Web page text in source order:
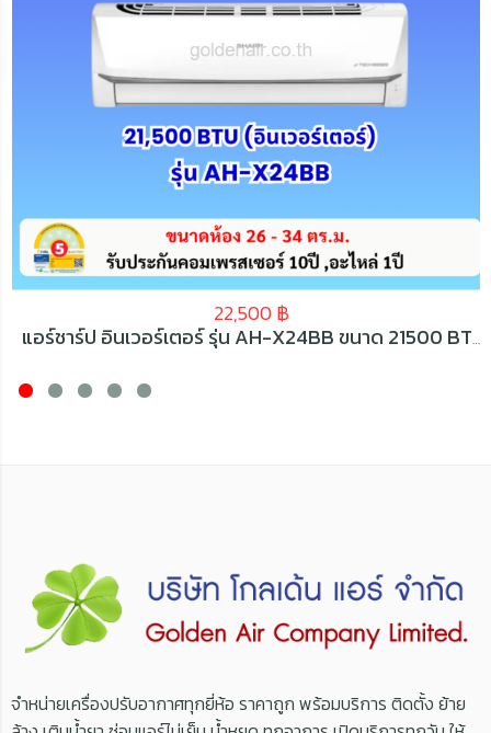
22,500 ฿
แอร์ชาร์ป อินเวอร์เตอร์ รุ่น AH-X24BB ขนาด 21500 BTU
จำหน่ายเครื่องปรับอากาศทุกยี่ห้อ ราคาถูก พร้อมบริการ ติดตั้ง ย้าย